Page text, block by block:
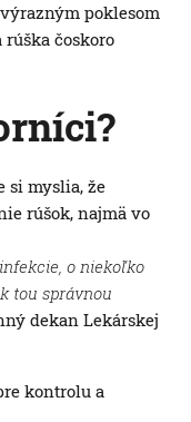
poklesom
čoskoro
si myslia, že
rúšok, najmä vo
o niekoľko
tou správnou
dekan Lekárskej
kontrolu a